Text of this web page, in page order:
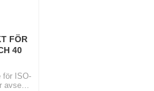
FÖR
40
för ISO-
avsedd